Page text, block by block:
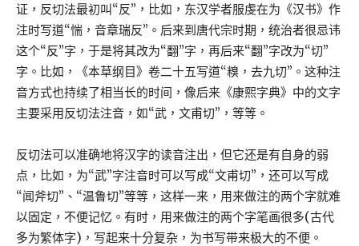
证，反切法最初叫“反”，比如，东汉学者服虔在为《汉书》作
注时写道“惴，音章瑞反”。后来到唐代宗时期，统治者很忌讳
这个“反”字，于是将其改为“翻”字，再后来“翻”字改为“切”
字。比如，《本草纲目》卷二十五写道“糗，去九切”。这种注
音方式也持续了相当长的时间，像后来《康熙字典》中的文字
主要采用反切法注音，如“武，文甫切”，等等。
反切法可以准确地将汉字的读音注出，但它还是有自身的弱
点，比如，为“武”字注音时可以写成“文甫切”，还可以写成
“闻斧切”、“温鲁切”等等，这样一来，用来做注的两个字就难
以固定，不便记忆。有时，用来做注的两个字笔画很多(古代
多为繁体字)，写起来十分复杂，为书写带来极大的不便。